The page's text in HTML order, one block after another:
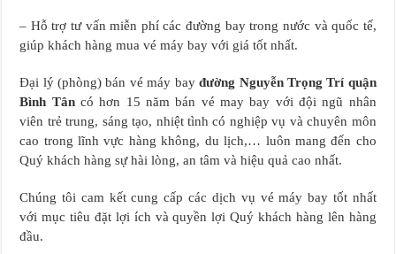
– Hỗ trợ tư vấn miễn phí các đường bay trong nước và quốc tế,
giúp khách hàng mua vé máy bay với giá tốt nhất.
Đại lý (phòng) bán vé máy bayđường Nguyễn Trọng Trí quận
Bình Tân có hơn 15 năm bán vé may bay với đội ngũ nhân
viên trẻ trung, sáng tạo, nhiệt tình có nghiệp vụ và chuyên môn
cao trong lĩnh vực hàng không, du lịch,… luôn mang đến cho
Quý khách hàng sự hài lòng, an tâm và hiệu quả cao nhất.
Chúng tôi cam kết cung cấp các dịch vụ vé máy bay tốt nhất
với mục tiêu đặt lợi ích và quyền lợi Quý khách hàng lên hàng
đầu.